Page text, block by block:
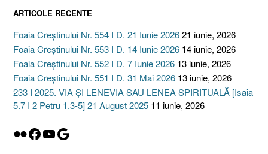
ARTICOLE RECENTE
Foaia Creștinului Nr. 554 I D. 21 Iunie 202621 iunie, 2026
Foaia Creștinului Nr. 553 I D. 14 Iunie 2026 14 iunie, 2026
Foaia Creștinului Nr. 552 I D. 7 Iunie 2026 13 iunie, 2026
Foaia Creștinului Nr. 551 I D. 31 Mai 2026 13 iunie, 2026
233 I 2025. VIA ȘI LENEVIA SAU LENEA SPIRITUALĂ [Isaia
5.7 I 2 Petru 1.3-5] 21 August 2025 11 iunie, 2026
Flickr
Facebook
YouTube
Google